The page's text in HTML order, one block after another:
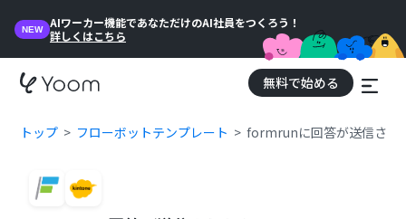
NEW
AIワーカー機能であなただけのAI社員をつくろう！
詳しくはこちら
無料で始める
トップ フローボットテンプレート formrunに回答が送信され